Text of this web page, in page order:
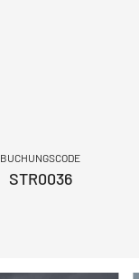
BUCHUNGSCODE
STR0036